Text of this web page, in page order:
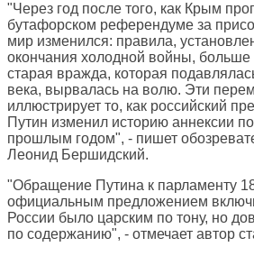
"Через год после того, как Крым
бутафорском референдуме за
мир изменился: правила,
окончания холодной войны,
старая вражда, которая
века, вырвалась на волю. Эти
иллюстрирует то, как российский
Путин изменил историю аннексии
прошлым годом", - пишет
Леонид Бершидский.
"Обращение Путина к парламенту
официальным предложением
России было царским по тону, но
по содержанию", - отмечает автор